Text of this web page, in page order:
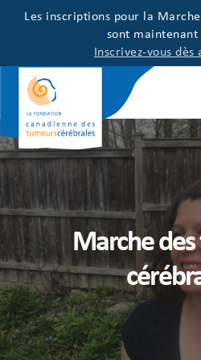
Les inscriptions pour la
sont
Inscrivez-vous
Marche